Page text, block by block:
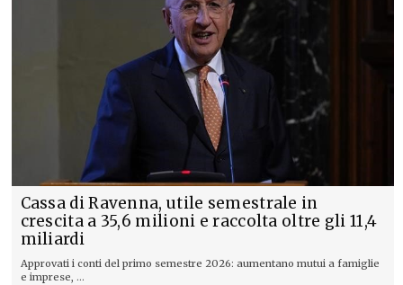
Cassa di Ravenna, utile semestrale in
crescita a 35,6 milioni e raccolta oltre gli 11,4
miliardi
Approvati i conti del primo semestre 2026: aumentano mutui a famiglie
e imprese, ...